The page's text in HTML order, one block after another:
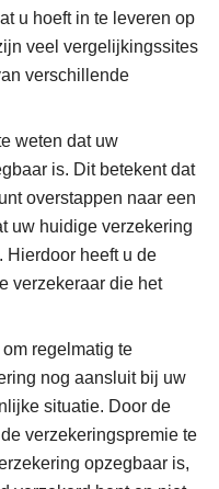
u hoeft in te leveren op
veel vergelijkingssites
verschillende
weten dat uw
is. Dit betekent dat
overstappen naar een
uw huidige verzekering
Hierdoor heeft u de
verzekeraar die het
regelmatig te
nog aansluit bij uw
situatie. Door de
verzekeringspremie te
opzegbaar is,